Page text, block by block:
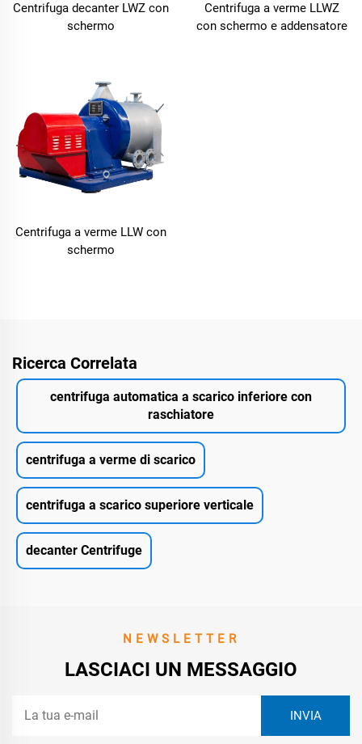
Centrifuga decanter LWZ con
schermo
Centrifuga a verme LLWZ
con schermo e addensatore
Centrifuga a verme LLW con
schermo
Ricerca Correlata
centrifuga automatica a scarico inferiore con
raschiatore
centrifuga a verme di scarico
centrifuga a scarico superiore verticale
decanter Centrifuge
NEWSLETTER
LASCIACI UN MESSAGGIO